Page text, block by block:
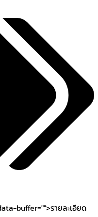
buffer="">รายละเอียด